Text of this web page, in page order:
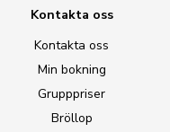
Kontakta oss
Kontakta oss
Min bokning
Grupppriser
Bröllop